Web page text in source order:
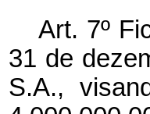
Art. 7º
31 de
S.A.,